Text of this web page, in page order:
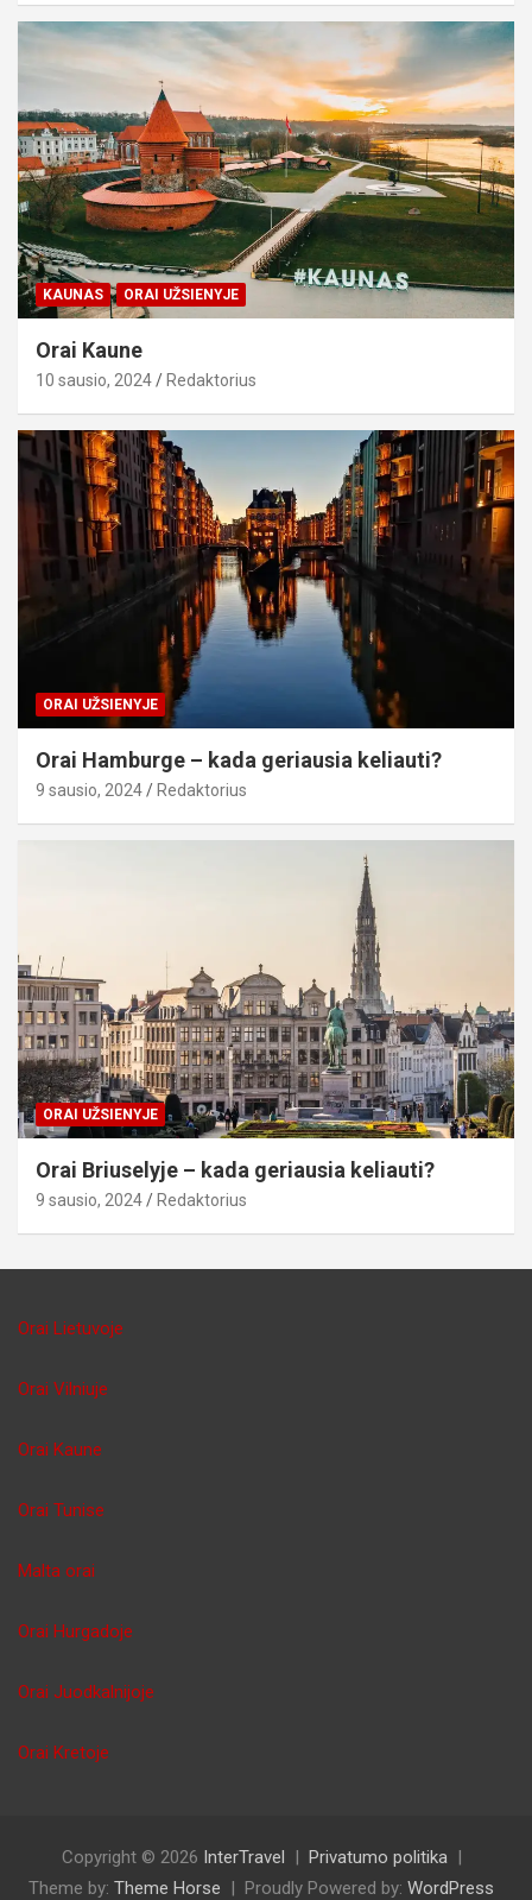
KAUNAS ORAI UŽSIENYJE
Orai Kaune
10 sausio, 2024 Redaktorius
ORAI UŽSIENYJE
Orai Hamburge – kada geriausia keliauti?
9 sausio, 2024 Redaktorius
ORAI UŽSIENYJE
Orai Briuselyje – kada geriausia keliauti?
9 sausio, 2024 Redaktorius
Orai Lietuvoje
Orai Vilniuje
Orai Kaune
Orai Tunise
Malta orai
Orai Hurgadoje
Orai Juodkalnijoje
Orai Kretoje
Copyright © 2026 InterTravel
Privatumo politika
Theme by: Theme Horse Proudly Powered by: WordPress